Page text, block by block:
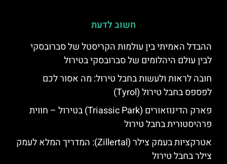
חשוב לדעת
ההבדל האמיתי בין עולמות הקריסטל של סברובסקי
לבין עולם היהלומים של סברובסקי בטירול
חובה לראות ולעשות בחבל טירול: מה אסור לכם
לפספס בחבל טירול (Tyrol)
פארק הדינוזאורים (Triassic Park) בטירול – חווית
פרהיסטורית בחבל טירול
אטרקציות בעמק צילר (Zillertal): המדריך המלא לעמק
צילר בחבל טירול